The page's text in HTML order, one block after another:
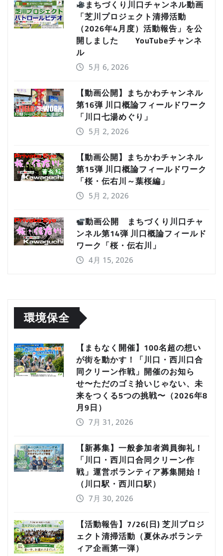
まちづくり川口チャンネル動画
「芝川プロジェクト清掃活動
（2026年4月度）活動報告」を公
開しました YouTubeチャンネ
ル
5月 6, 2026
【動画公開】まちかわチャンネル
第16弾 川口概論フィールドワーク
「川口七湯めぐり」
5月 2, 2026
【動画公開】まちかわチャンネル
第15弾 川口概論フィールドワーク
「桜・伝右川～葉桜編」
5月 2, 2026
動画公開 まちづくり川口チャ
ンネル第14弾 川口概論フィールド
ワーク「桜・伝右川」
4月 15, 2026
環境保全
【まもなく開催】100名超の想い
が街を動かす！「川口・西川口合
同クリーン作戦」開催のお知ら
せ〜ただのゴミ拾いじゃない、未
来をつくる5つの挑戦〜（2026年8
月9日）
7月 31, 2026
【新募集】一般参加者満員御礼！
「川口・西川口合同クリーン作
戦」運営ボランティア募集開始！
（川口駅・西川口駅）
7月 30, 2026
【活動報告】7/26(日) 芝川プロジ
ェクト清掃活動（夏休みボランテ
ィア企画第一弾）